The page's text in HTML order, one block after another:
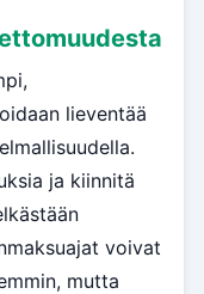
lieventää
ja kiinnitä
voivat
mutta